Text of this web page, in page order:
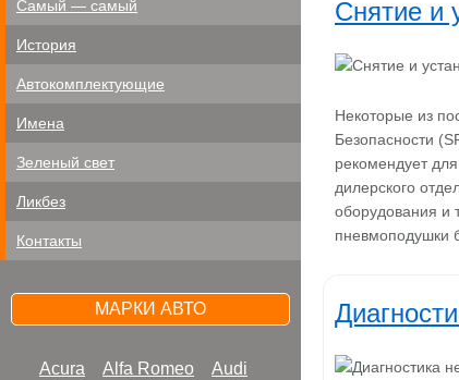
Самый — самый
История
Автокомплектующие
Имена
Зеленый свет
Ликбез
Контакты
МАРКИ АВТО
Acura Alfa Romeo
Audi
Снятие и
Некоторые из
Безопасности
рекомендует
дилерского
оборудования и
пневмоподушки